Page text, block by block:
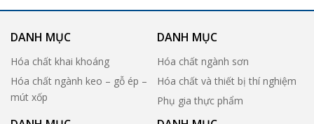
DANH MỤC
Hóa chất khai khoáng
Hóa chất ngành keo – gỗ ép –
mút xốp
DANH MỤC
Hóa chất ngành sơn
Hóa chất và thiết bị thí nghiệm
Phụ gia thực phẩm